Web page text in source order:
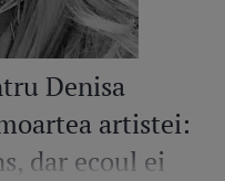
Denisa
artistei:
dar ecoul ei